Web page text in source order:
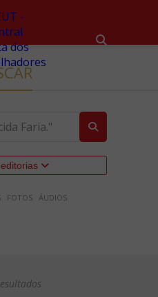
FOTOS ÁUDIOS